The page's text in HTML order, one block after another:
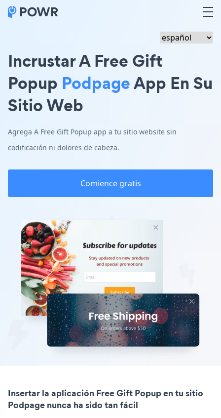
Incrustar A Free Gift
Popup PodpageApp En Su
Sitio Web
Agrega A Free Gift Popup app a tu sitio website sin
codificación ni dolores de cabeza.
Comience gratis
Insertar la aplicación Free Gift Popup en tu sitio
Podpage nunca ha sido tan fácil